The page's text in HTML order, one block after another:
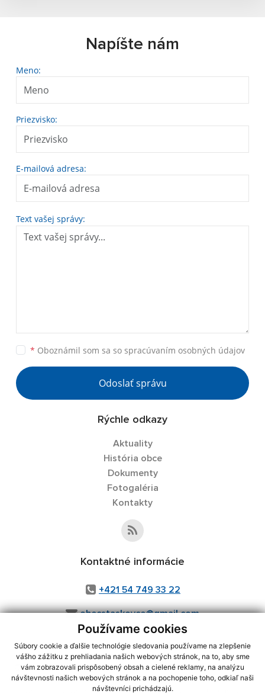
Používame cookies
Súbory cookie a ďalšie technológie sledovania používame na zlepšenie
vášho zážitku z prehliadania našich webových stránok, na to, aby sme
vám zobrazovali prispôsobený obsah a cielené reklamy, na analýzu
návštevnosti našich webových stránok a na pochopenie toho, odkiaľ naši
návštevníci prichádzajú.
Napíšte nám
Meno:
Priezvisko:
E-mailová adresa:
Text vašej správy:
* Oboznámil som sa so spracúvaním osobných údajov
Odoslať správu
Rýchle odkazy
Aktuality
História obce
Dokumenty
Fotogaléria
Kontakty
Kontaktné informácie
+421 54 749 33 22
obecstaskovce@gmail.com
využite možnosť získavania aktuálnych informácií s využitím RSS
CMS systém (redakčný) systém ECHELON 2,Mapa stránok,web portál
webex.digital, s.r.o.,domény,registrácia domény